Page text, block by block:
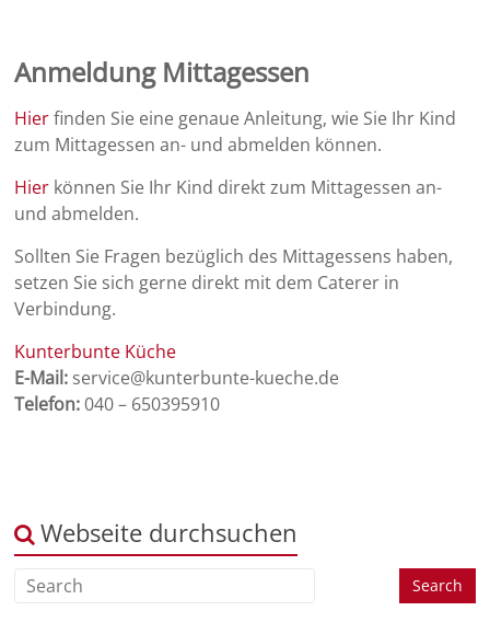
Anmeldung Mittagessen
Hierfinden Sie eine genaue Anleitung, wie Sie Ihr Kind
zum Mittagessen an- und abmelden können.
Hier können Sie Ihr Kind direkt zum Mittagessen an-
und abmelden.
Sollten Sie Fragen bezüglich des Mittagessens haben,
setzen Sie sich gerne direkt mit dem Caterer in
Verbindung.
Kunterbunte Küche
E-Mail: service@kunterbunte-kueche.de
Telefon:040 – 650395910
Webseite durchsuchen